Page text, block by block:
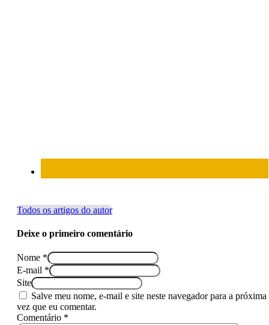
Todos os artigos do autor
Deixe o primeiro comentário
Nome *
E-mail *
Site
Salve meu nome, e-mail e site neste navegador para a próxima
vez que eu comentar.
Comentário *